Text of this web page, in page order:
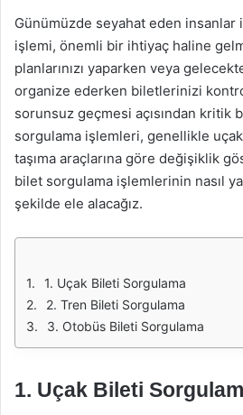
Günümüzde seyahat eden
işlemi, önemli bir ihtiyaç haline
planlarınızı yaparken veya
organize ederken biletlerinizi
sorunsuz geçmesi açısından kritik
sorgulama işlemleri, genellikle
taşıma araçlarına göre değişiklik
bilet sorgulama işlemlerinin nasıl
şekilde ele alacağız.
1. Uçak Bileti Sorgulama
2. Tren Bileti Sorgulama
3. Otobüs Bileti Sorgulama
1. Uçak Bileti